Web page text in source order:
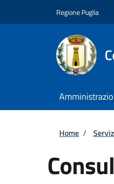
Regione Puglia
Home /